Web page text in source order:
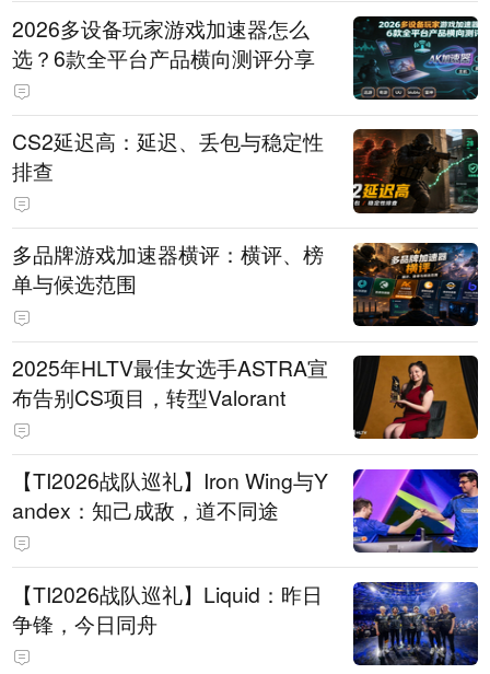
2026多设备玩家游戏加速器怎么
选？6款全平台产品横向测评分享
CS2延迟高：延迟、丢包与稳定性
排查
多品牌游戏加速器横评：横评、榜
单与候选范围
2025年HLTV最佳女选手ASTRA宣
布告别CS项目，转型Valorant
【TI2026战队巡礼】Iron Wing与Y
andex：知己成敌，道不同途
【TI2026战队巡礼】Liquid：昨日
争锋，今日同舟